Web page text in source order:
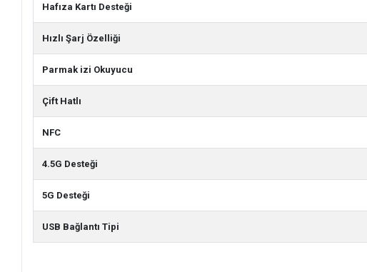
Hafıza Kartı Desteği
Hızlı Şarj Özelliği
Parmak izi Okuyucu
Çift Hatlı
NFC
4.5G Desteği
5G Desteği
USB Bağlantı Tipi